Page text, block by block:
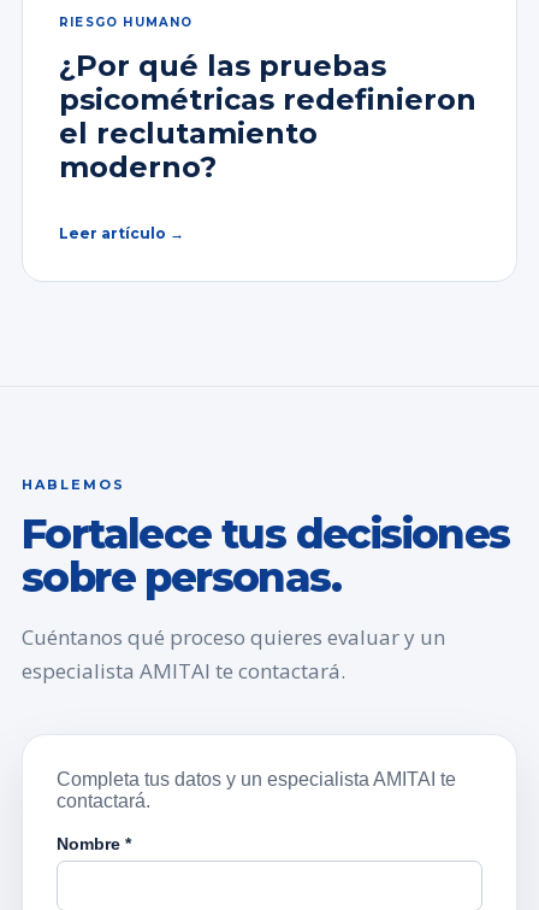
RIESGO HUMANO
¿Por qué las pruebas
psicométricas redefinieron
el reclutamiento
moderno?
Leer artículo →
HABLEMOS
Fortalece tus decisiones
sobre personas.
Cuéntanos qué proceso quieres evaluar y un
especialista AMITAI te contactará.